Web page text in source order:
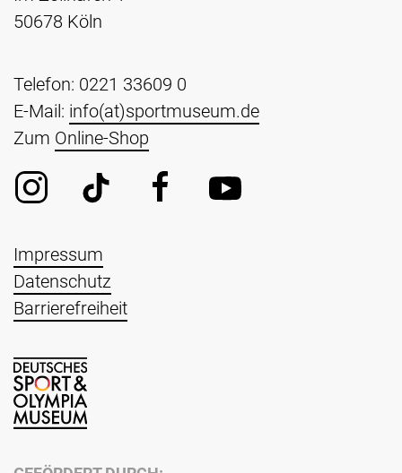
50678 Köln
Telefon: 0221 33609 0
E-Mail: info(at)sportmuseum.de
Zum Online-Shop
Impressum
Datenschutz
Barrierefreiheit